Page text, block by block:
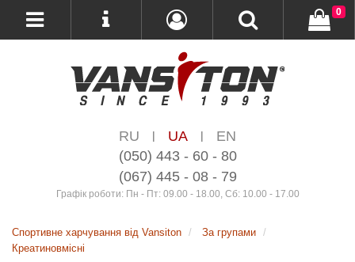
RU | UA |
EN
(050) 443 - 60 - 80
(067) 445 - 08 - 79
Графік роботи: Пн - Пт: 09.00 - 18.00, Сб: 10.00 - 17.00
0
Спортивне харчування від Vansiton
За групами
Креатиновмісні